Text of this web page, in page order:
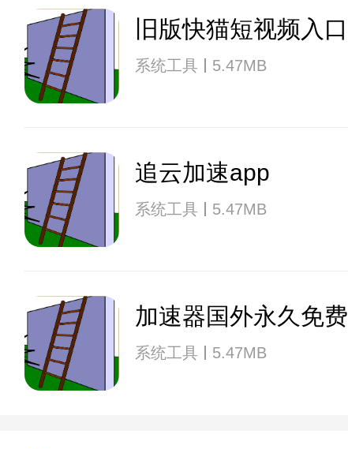
旧版快猫短视频入口
系统工具 5.47MB
追云加速app
系统工具 5.47MB
加速器国外永久免费
系统工具 5.47MB